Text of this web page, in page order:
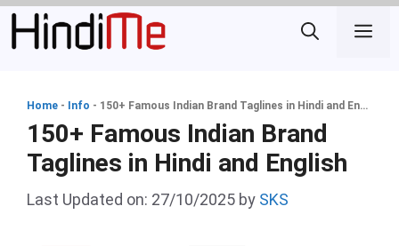
Skip
Home - Info - 150+ Famous Indian Brand Taglines in Hindi and English
150+ Famous Indian Brand
Taglines in Hindi and English
Last Updated on: 27/10/2025 by SKS